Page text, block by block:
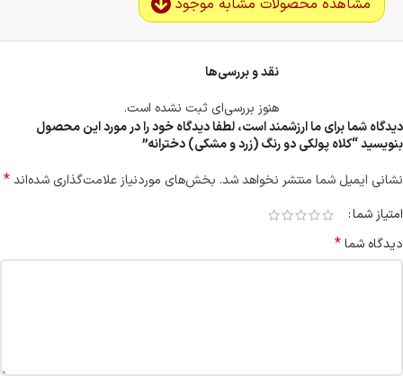
مشاهده محصولات مشابه موجود
نقد و بررسی‌ها
هنوز بررسی‌ای ثبت نشده است.
دیدگاه شما برای ما ارزشمند است، لطفا دیدگاه خود را در مورد این محصول
بنویسید “کلاه پولکی دو رنگ (زرد و مشکی) دخترانه”
نشانی ایمیل شما منتشر نخواهد شد. بخش‌های موردنیاز علامت‌گذاری شده‌اند*
امتیاز شما
دیدگاه شما*